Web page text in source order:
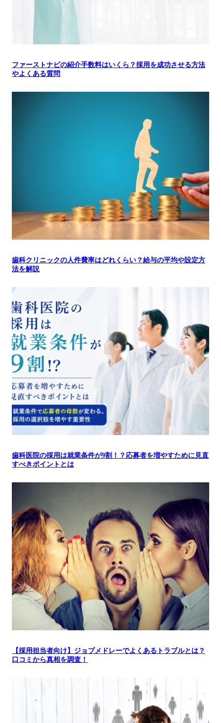
ファーストナビの紹介手数料はいくら？採用を成功させる方法
やよくある質問
歯科クリニックの人件費率はどれくらい？給与の平均や設定方
法を解説
歯科医院の採用は就業条件が9割！？応募者を増やすために見直
すべきポイントとは
【採用担当者向け】ジョブメドレーでよくあるトラブルとは？
口コミから真相を調査！